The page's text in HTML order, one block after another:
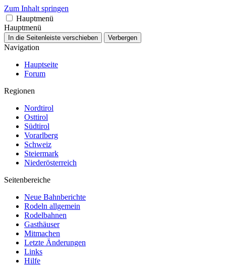
Zum Inhalt springen
Hauptmenü
Hauptmenü
In die Seitenleiste verschieben Verbergen
Navigation
Hauptseite
Forum
Regionen
Nordtirol
Osttirol
Südtirol
Vorarlberg
Schweiz
Steiermark
Niederösterreich
Seitenbereiche
Neue Bahnberichte
Rodeln allgemein
Rodelbahnen
Gasthäuser
Mitmachen
Letzte Änderungen
Links
Hilfe